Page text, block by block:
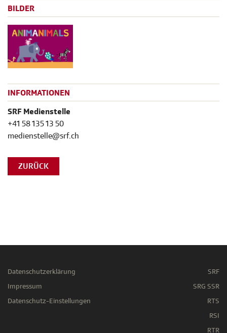
BILDER
INFORMATIONEN
SRF Medienstelle
+41 58 135 13 50
medienstelle@srf.ch
ZURÜCK
Datenschutzerklärung
Impressum
Datenschutz-Einstellungen
SRF
SRG SSR
RTS
RSI
RTR